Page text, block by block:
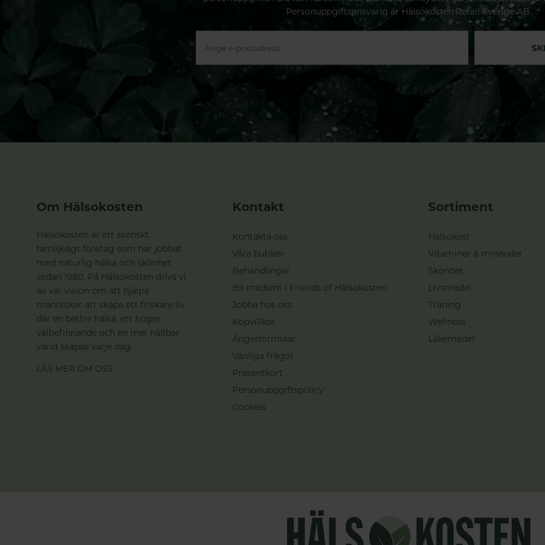
Personuppgiftsansvarig är Hälsokosten Retail Sverige AB.
Om Hälsokosten
Hälsokosten är ett svenskt
familjeägt företag som har jobbat
med naturlig hälsa och skönhet
sedan 1980. På Hälsokosten drivs vi
av vår vision om att hjälpa
människor att skapa ett friskare liv
där en bättre hälsa, ett högre
välbefinnande och en mer hållbar
värld skapas varje dag.
LÄS MER OM OSS
Kontakt
Kontakta oss
Våra butiker
Behandlingar
Bli medlem i Friends of Hälsokosten
Jobba hos oss
Köpvillkor
Ångerformulär
Vanliga frågor
Presentkort
Personuppgiftspolicy
Cookies
Sortiment
Hälsokost
Vitaminer & mineraler
Skönhet
Livsmedel
Träning
Wellness
Läkemedel